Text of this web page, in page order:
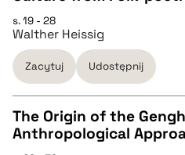
pobierz cytat
BIBTEX
pobierz cytat
s. 19 - 28
Walther Heissig
Zacytuj Udostępnij
CZYSTY TEKST
The Origin of the
Anthropological